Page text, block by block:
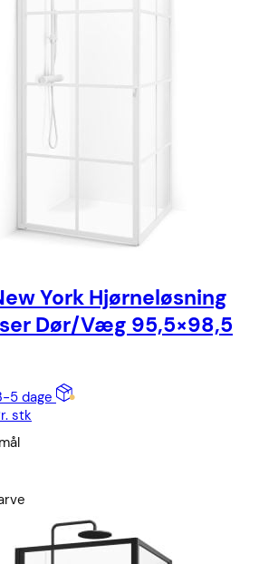
York Hjørneløsning
Dør/Væg 95,5×98,5
5 dage
stk